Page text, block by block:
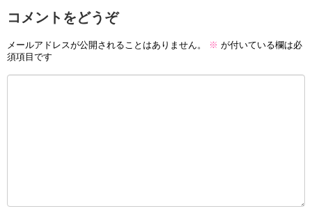
コメントをどうぞ
メールアドレスが公開されることはありません。 ※ が付いている欄は必
須項目です